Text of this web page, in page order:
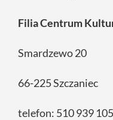
Filia Centrum
Smardzewo 20
66-225 Szczaniec
telefon: 510 939 105